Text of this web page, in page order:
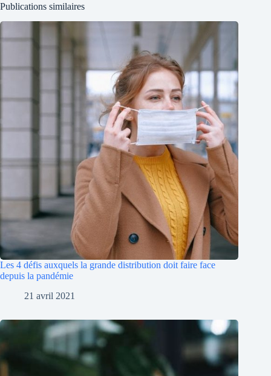
Publications similaires
Les 4 défis auxquels la grande distribution doit faire face
depuis la pandémie
21 avril 2021